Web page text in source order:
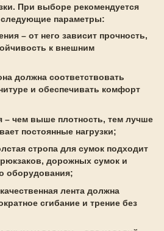
При выборе рекомендуется
параметры:
– от него зависит прочность,
к внешним
должна соответствовать
и обеспечивать комфорт
– чем выше плотность, тем лучше
постоянные нагрузки;
стропа для сумок подходит
дорожных сумок и
оборудования;
лента должна
сгибание и трение без